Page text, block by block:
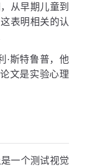
从早期儿童到
表明相关的认
·斯特鲁普，他
文是实验心理
一个测试视觉